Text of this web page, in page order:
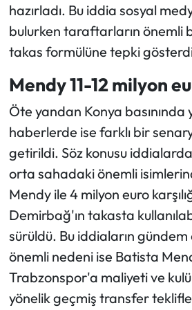
hazırladı. Bu iddia sosyal
bulurken taraftarların önemli
takas formülüne tepki
Mendy 11-12 milyon
Öte yandan Konya basınında
haberlerde ise farklı bir
getirildi. Söz konusu
orta sahadaki önemli
Mendy ile 4 milyon euro
Demirbağ'ın takasta
sürüldü. Bu iddiaların gündem
önemli nedeni ise Batista
Trabzonspor'a maliyeti ve
yönelik geçmiş transfer